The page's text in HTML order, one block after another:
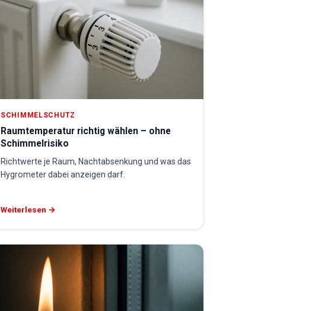
SCHIMMELSCHUTZ
Raumtemperatur richtig wählen – ohne
Schimmelrisiko
Richtwerte je Raum, Nachtabsenkung und was das
Hygrometer dabei anzeigen darf.
Weiterlesen →